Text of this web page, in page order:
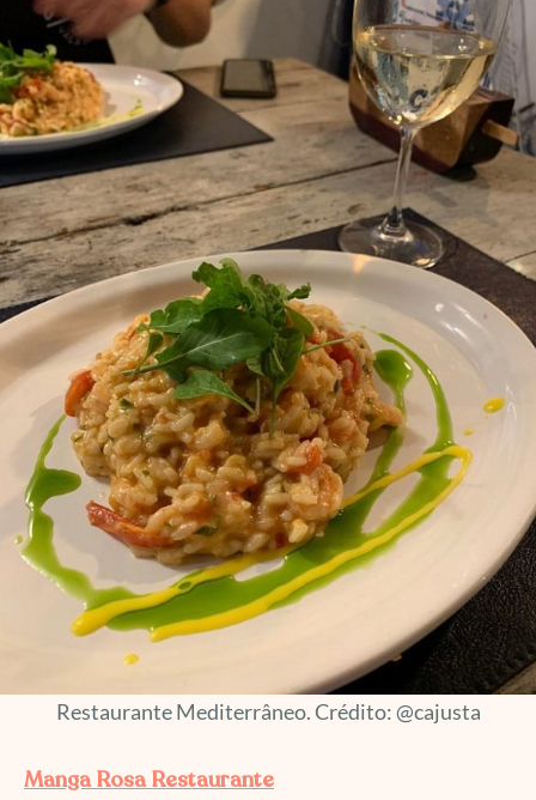
Restaurante Mediterrâneo. Crédito: @cajusta
Manga Rosa Restaurante